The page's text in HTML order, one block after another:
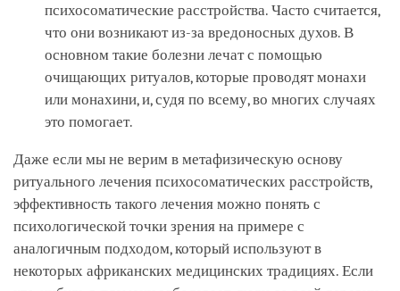
психосоматические расстройства. Часто считается,
что они возникают из-за вредоносных духов. В
основном такие болезни лечат с помощью
очищающих ритуалов, которые проводят монахи
или монахини, и, судя по всему, во многих случаях
это помогает.
Даже если мы не верим в метафизическую основу
ритуального лечения психосоматических расстройств,
эффективность такого лечения можно понять с
психологической точки зрения на примере с
аналогичным подходом, который используют в
некоторых африканских медицинских традициях. Если